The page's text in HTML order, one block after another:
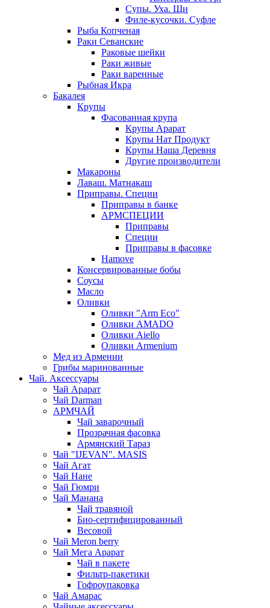
Супы. Уха. Щи
Филе-кусочки. Суфле
Рыба Копченая
Раки Севанские
Раковые шейки
Раки живые
Раки варенные
Рыбная Икра
Бакалея
Крупы
Фасованная крупа
Крупы Арарат
Крупы Нат Продукт
Крупы Наша Деревня
Другие производители
Макароны
Лаваш. Матнакаш
Приправы. Специи
Приправы в банке
АРМСПЕЦИИ
Приправы
Специи
Приправы в фасовке
Hamove
Консервированные бобы
Соусы
Масло
Оливки
Оливки "Arm Eco"
Оливки AMADO
Оливки Aiello
Оливки Armenium
Мед из Армении
Грибы маринованные
Чай. Аксессуары
Чай Арарат
Чай Darman
АРМЧАЙ
Чай заварочный
Прозрачная фасовка
Армянский Тараз
Чай "IJEVAN". MASIS
Чай Агат
Чай Нане
Чай Гюмри
Чай Манана
Чай травяной
Био-сертифицированный
Весовой
Чай Meron berry
Чай Мега Арарат
Чай в пакете
Фильтр-пакетики
Гофроупаковка
Чай Амарас